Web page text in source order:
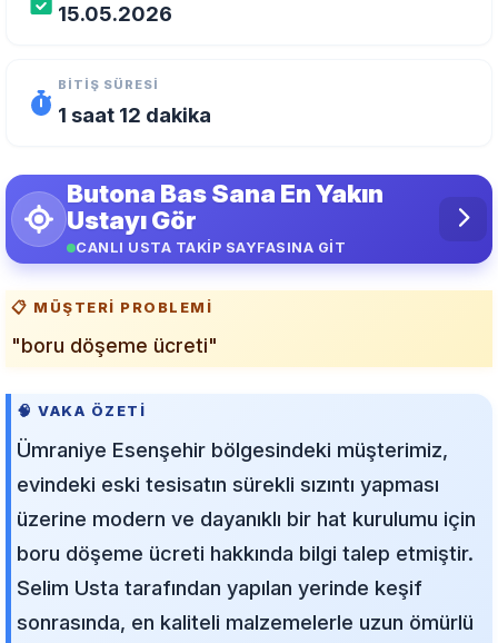
15.05.2026
BITIŞ SÜRESI
1 saat 12 dakika
Butona Bas Sana En Yakın
Ustayı Gör
CANLI USTA TAKİP SAYFASINA GİT
📋 MÜŞTERI PROBLEMI
"boru döşeme ücreti"
🧠 VAKA ÖZETI
Ümraniye Esenşehir bölgesindeki müşterimiz,
evindeki eski tesisatın sürekli sızıntı yapması
üzerine modern ve dayanıklı bir hat kurulumu için
boru döşeme ücreti hakkında bilgi talep etmiştir.
Selim Usta tarafından yapılan yerinde keşif
sonrasında, en kaliteli malzemelerle uzun ömürlü